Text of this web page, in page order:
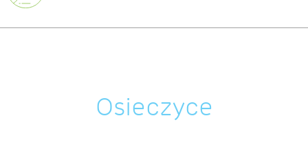
Osieczyce